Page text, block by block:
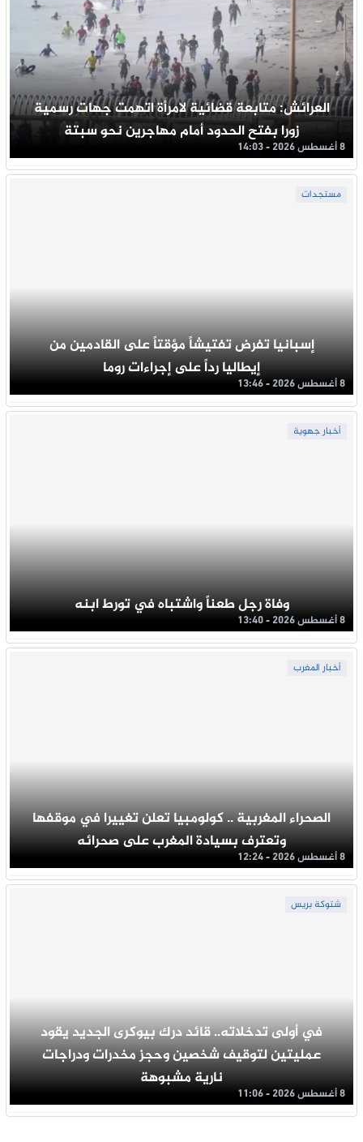
العرائش: متابعة قضائية لامرأة اتهمت جهات رسمية
زورا بفتح الحدود أمام مهاجرين نحو سبتة
8 أغسطس 2026 - 14:03
مستجدات
إسبانيا تفرض تفتيشاً مؤقتاً على القادمين من
إيطاليا رداً على إجراءات روما
8 أغسطس 2026 - 13:46
أخبار جهوية
وفاة رجل طعناً واشتباه في تورط ابنه
8 أغسطس 2026 - 13:40
أخبار المغرب
الصحراء المغربية .. كولومبيا تعلن تغييرا في موقفها
وتعترف بسيادة المغرب على صحرائه
8 أغسطس 2026 - 12:24
شتوكة بريس
في أولى تدخلاته.. قائد درك بيوكرى الجديد يقود
عمليتين لتوقيف شخصين وحجز مخدرات ودراجات
نارية مشبوهة
8 أغسطس 2026 - 11:06